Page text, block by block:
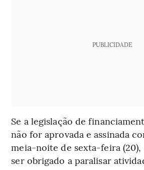
PUBLICIDADE
Se a legislação de
não for aprovada e assinada
meia-noite de sexta-feira
ser obrigado a paralisar